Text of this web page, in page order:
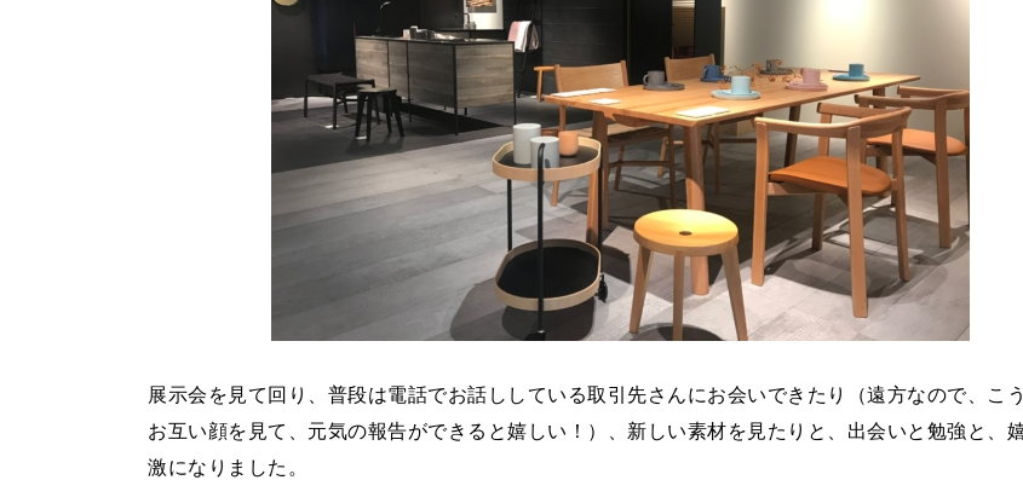
展示会を見て回り、普段は電話でお話ししている取引先さんにお会いできたり（遠方なので、こ
お互い顔を見て、元気の報告ができると嬉しい！）、新しい素材を見たりと、出会いと勉強と、
激になりました。